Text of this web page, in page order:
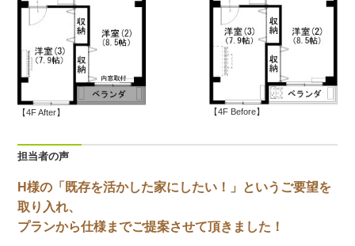
【4F Before】
【4F After】
担当者の声
H様の「既存を活かした家にしたい！」というご要望を
取り入れ、
プランから仕様までご提案させて頂きました！